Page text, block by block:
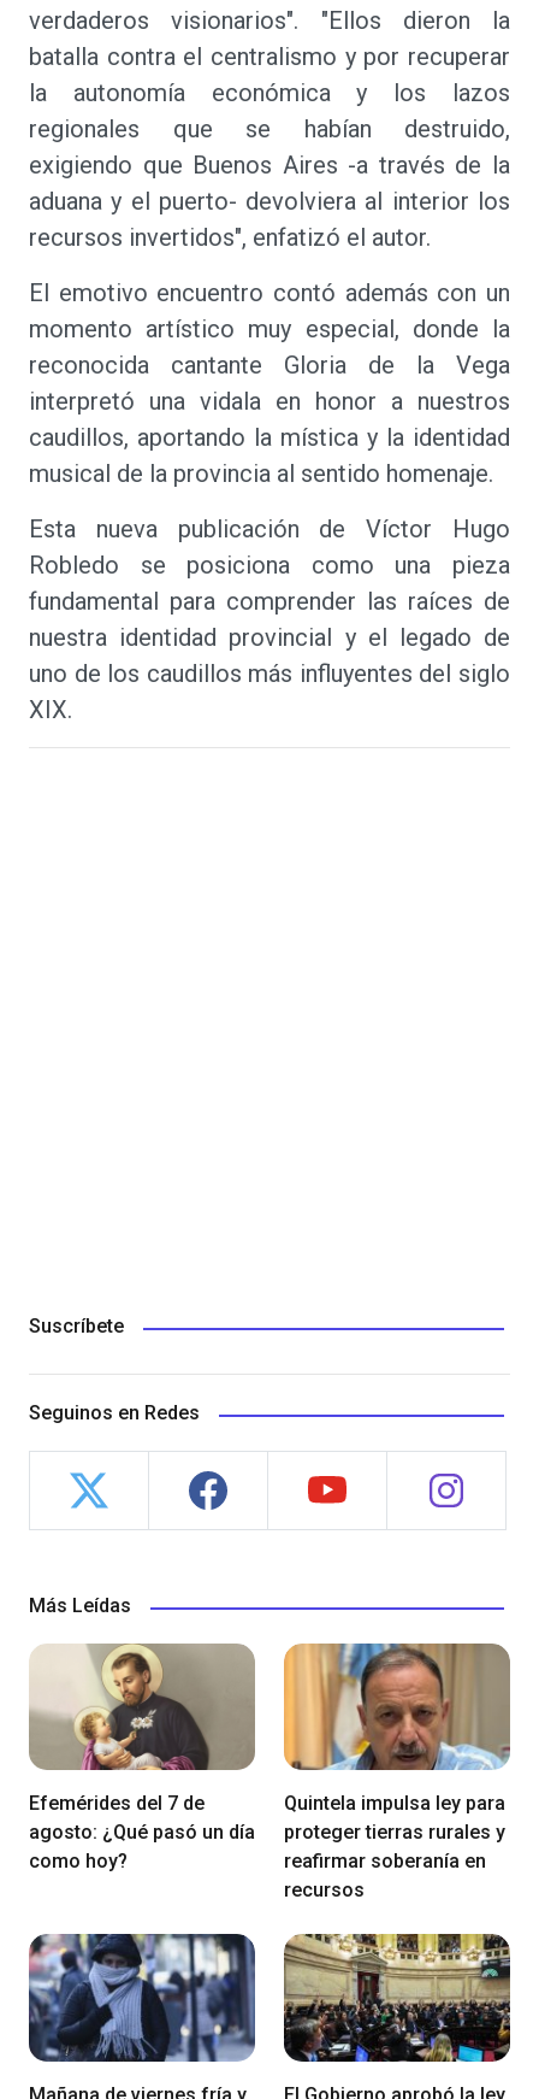
verdaderos visionarios". "Ellos dieron la
batalla contra el centralismo y por recuperar
la autonomía económica y los lazos
regionales que se habían destruido,
exigiendo que Buenos Aires -a través de la
aduana y el puerto- devolviera al interior los
recursos invertidos", enfatizó el autor.
El emotivo encuentro contó además con un
momento artístico muy especial, donde la
reconocida cantante Gloria de la Vega
interpretó una vidala en honor a nuestros
caudillos, aportando la mística y la identidad
musical de la provincia al sentido homenaje.
Esta nueva publicación de Víctor Hugo
Robledo se posiciona como una pieza
fundamental para comprender las raíces de
nuestra identidad provincial y el legado de
uno de los caudillos más influyentes del siglo
XIX.
Suscríbete
Seguinos en Redes
Más Leídas
Efemérides del 7 de
agosto: ¿Qué pasó un día
como hoy?
Quintela impulsa ley para
proteger tierras rurales y
reafirmar soberanía en
recursos
Mañana de viernes fría y
El Gobierno aprobó la ley